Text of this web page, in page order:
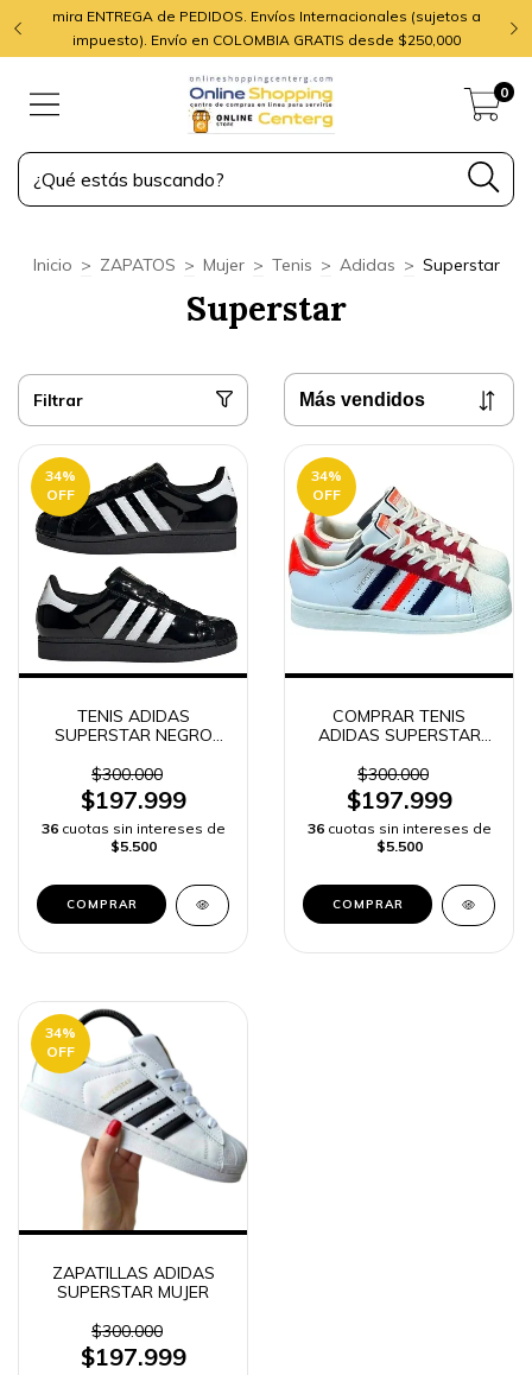
mira ENTREGA de PEDIDOS. Envíos Internacionales (sujetos a
impuesto). Envío en COLOMBIA GRATIS desde $250,000
0
Inicio > ZAPATOS > Mujer > Tenis > Adidas > Superstar
Superstar
Filtrar
34%
OFF
TENIS ADIDAS
SUPERSTAR NEGRO
GAMA | ENVÍO RÁPIDO
$300.000
$197.999
36 cuotas sin intereses de
$5.500
COMPRAR
34%
OFF
COMPRAR TENIS
ADIDAS SUPERSTAR
$300.000
$197.999
36 cuotas sin intereses de
$5.500
COMPRAR
34%
OFF
ZAPATILLAS ADIDAS
SUPERSTAR MUJER
$300.000
$197.999